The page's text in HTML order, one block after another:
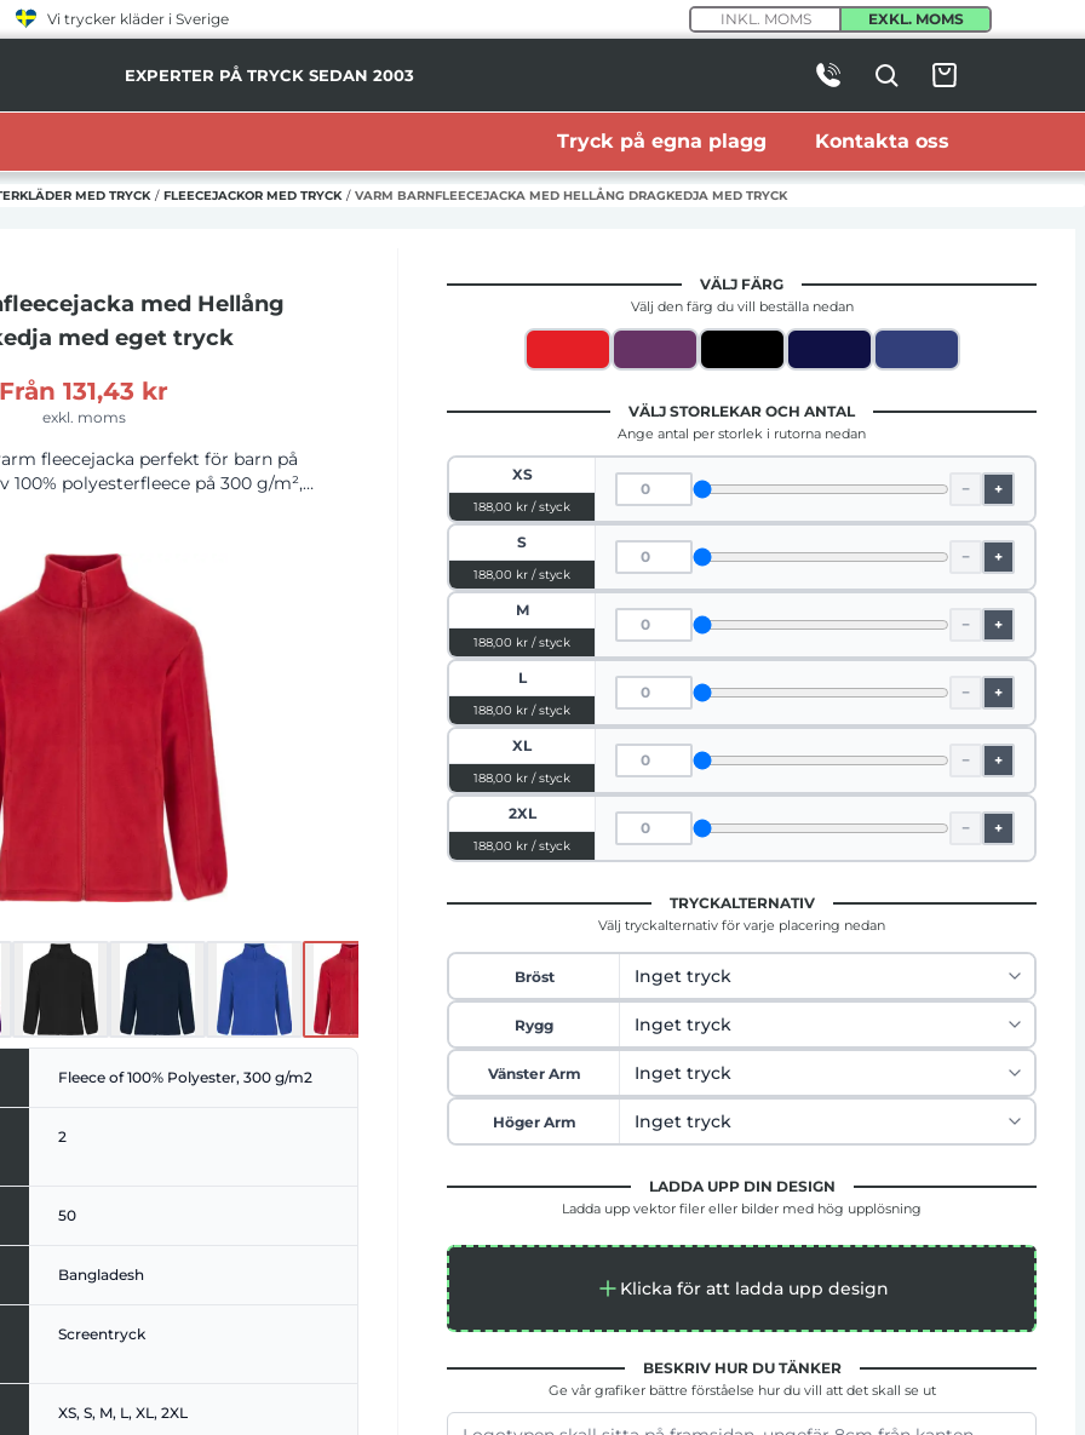
Vi trycker kläder i Sverige INKL. MOMS EXKL. MOMS
EXPERTER PÅ TRYCK SEDAN 2003
Tryck på egna plagg Kontakta oss
MED TRYCK / FLEECEJACKOR MED TRYCK / VARM BARNFLEECEJACKA MED HELLÅNG DRAGKEDJA MED TRYCK
med Hellång
med eget tryck
Från 131,43 kr
exkl. moms
fleecejacka perfekt för barn på
100% polyesterfleece på 300 g/m²,
gör den enkel att ta på och av.
praktisk förvaring, och de elastiska
samt nedre fållen med inre
en skön passform. Med en
extra komfort, är denna jacka ett
aktiva barnet. Finns i fem olika
Fleece of 100% Polyester, 300 g/m2
2
50
Bangladesh
Screentryck
XS, S, M, L, XL, 2XL
VÄLJ FÄRG
Välj den färg du vill beställa nedan
VÄLJ STORLEKAR OCH ANTAL
Ange antal per storlek i rutorna nedan
XS
188,00 kr / styck
− +
S
188,00 kr / styck
− +
M
188,00 kr / styck
− +
L
188,00 kr / styck
− +
XL
188,00 kr / styck
− +
2XL
188,00 kr / styck
− +
TRYCKALTERNATIV
Välj tryckalternativ för varje placering nedan
Bröst
Rygg
Vänster Arm
Höger Arm
LADDA UPP DIN DESIGN
Ladda upp vektor filer eller bilder med hög upplösning
Klicka för att ladda upp design
BESKRIV HUR DU TÄNKER
Ge vår grafiker bättre förståelse hur du vill att det skall se ut